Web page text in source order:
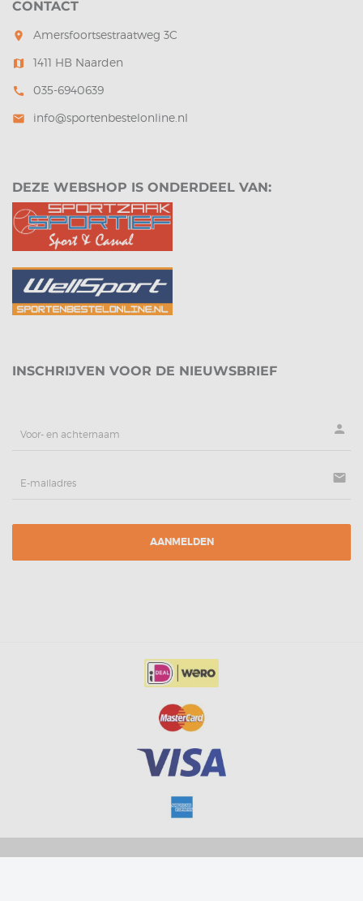
CONTACT
room Amersfoortsestraatweg 3C
map 1411 HB Naarden
call 035-6940639
mail info@sportenbestelonline.nl
DEZE WEBSHOP IS ONDERDEEL VAN:
INSCHRIJVEN VOOR DE NIEUWSBRIEF
person
mail
AANMELDEN